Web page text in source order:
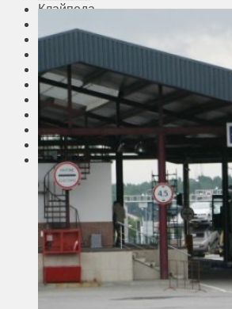
Клайпеда
Регионы
Транспорт
Выбор читателей
Калейдоскоп
Армия
Сейм Литвы
Культура
Больше
Фоторепортаж
Туризм
ЛК рекомендует
Сеньорам
Образование
Здравоохранение
Экология
Происшествия
Приграничье